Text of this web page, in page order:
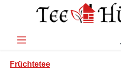
Zum Hauptinhalt springen
Früchtetee